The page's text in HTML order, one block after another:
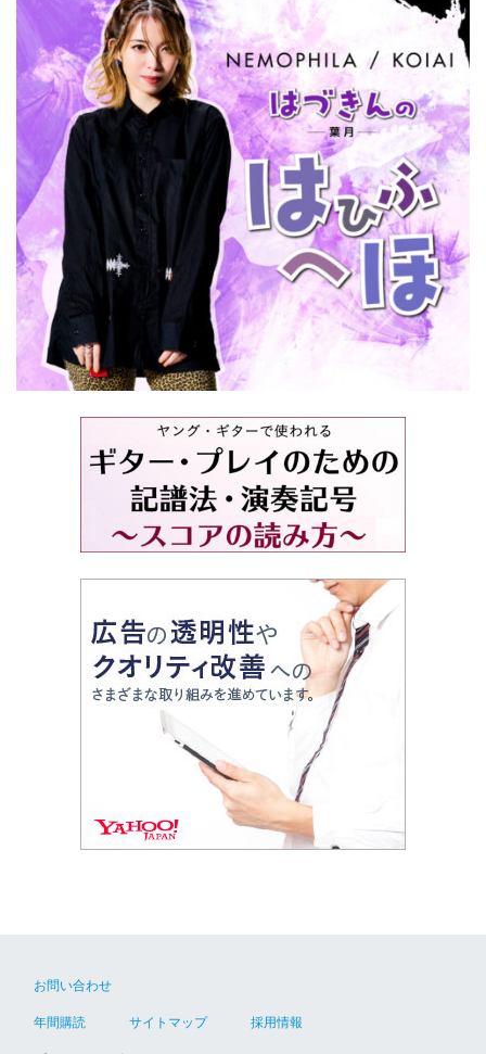
お問い合わせ
年間購読 サイトマップ 採用情報